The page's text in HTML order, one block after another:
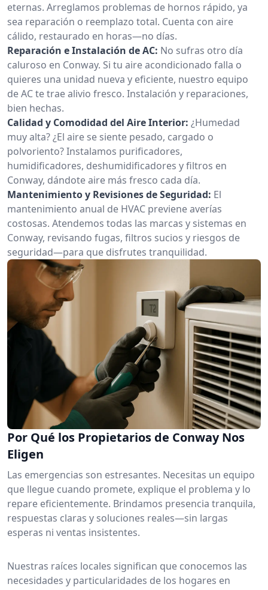
eternas. Arreglamos problemas de hornos rápido, ya
sea reparación o reemplazo total. Cuenta con aire
cálido, restaurado en horas—no días.
Reparación e Instalación de AC: No sufras otro día
caluroso en Conway. Si tu aire acondicionado falla o
quieres una unidad nueva y eficiente, nuestro equipo
de AC te trae alivio fresco. Instalación y reparaciones,
bien hechas.
Calidad y Comodidad del Aire Interior: ¿Humedad
muy alta? ¿El aire se siente pesado, cargado o
polvoriento? Instalamos purificadores,
humidificadores, deshumidificadores y filtros en
Conway, dándote aire más fresco cada día.
Mantenimiento y Revisiones de Seguridad: El
mantenimiento anual de HVAC previene averías
costosas. Atendemos todas las marcas y sistemas en
Conway, revisando fugas, filtros sucios y riesgos de
seguridad—para que disfrutes tranquilidad.
Por Qué los Propietarios de Conway Nos
Eligen
Las emergencias son estresantes. Necesitas un equipo
que llegue cuando promete, explique el problema y lo
repare eficientemente. Brindamos presencia tranquila,
respuestas claras y soluciones reales—sin largas
esperas ni ventas insistentes.
Nuestras raíces locales significan que conocemos las
necesidades y particularidades de los hogares en